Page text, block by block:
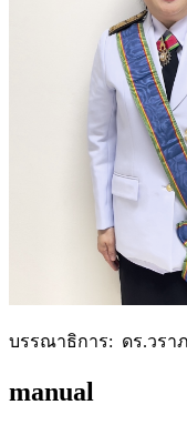
บรรณาธิการ: ดร.วร
manual